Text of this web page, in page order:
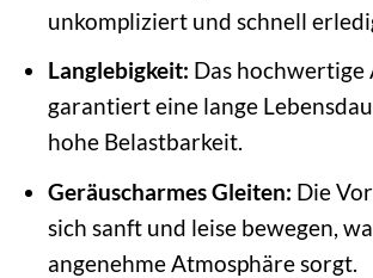
unkompliziert und schnell
Langlebigkeit: Das
garantiert eine lange
hohe Belastbarkeit.
Geräuscharmes Gleiten: Die
sich sanft und leise bewegen,
angenehme Atmosphäre sorgt.